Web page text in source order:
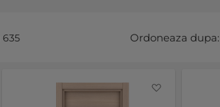
635 Ordoneaza dupa: